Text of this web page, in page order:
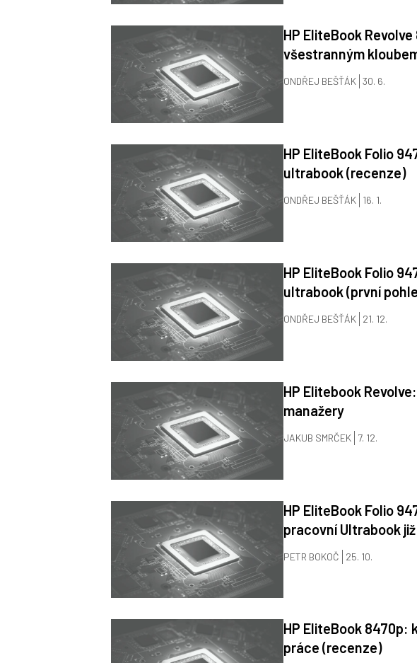
HP EliteBook
všestranným
ONDŘEJ BEŠŤÁK 30. 6.
HP EliteBook Folio
ultrabook (recenze)
ONDŘEJ BEŠŤÁK 16. 1.
HP EliteBook Folio
ultrabook (první
ONDŘEJ BEŠŤÁK 21. 12.
HP Elitebook
manažery
JAKUB SMRČEK 7. 12.
HP EliteBook Folio
pracovní Ultrabook
PETR BOKOČ 25. 10.
HP EliteBook 8470p:
práce (recenze)